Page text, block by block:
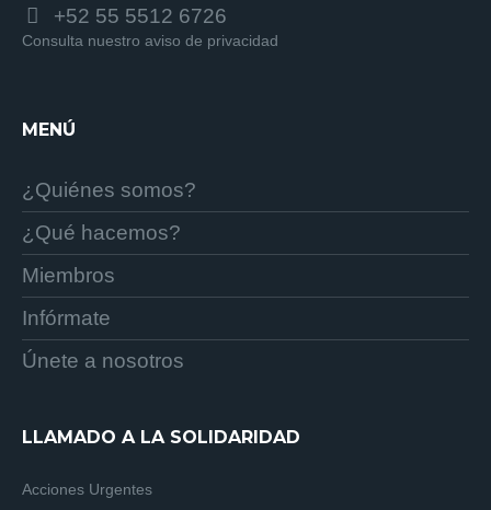
+52 55 5512 6726
Consulta nuestro aviso de privacidad
MENÚ
¿Quiénes somos?
¿Qué hacemos?
Miembros
Infórmate
Únete a nosotros
LLAMADO A LA SOLIDARIDAD
Acciones Urgentes